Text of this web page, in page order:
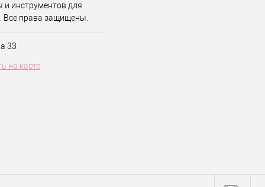
и инструментов для
Все права защищены.
33
на карте